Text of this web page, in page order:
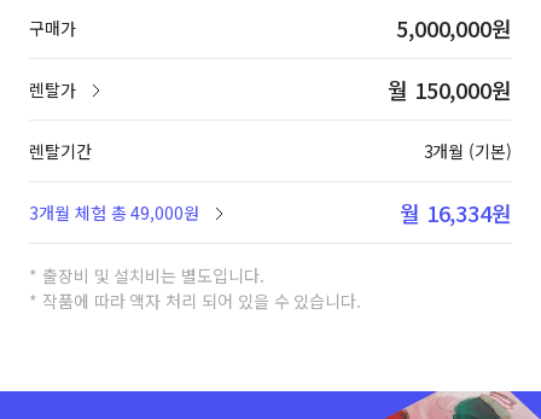
구매가 5,000,000원
렌탈가 월 150,000원
렌탈기간 3개월 (기본)
3개월 체험 총 49,000원 월 16,334원
* 출장비 및 설치비는 별도입니다.
* 작품에 따라 액자 처리 되어 있을 수 있습니다.